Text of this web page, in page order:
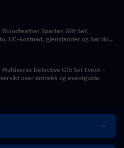
Bloodfeather Spartan Gilt Set:
UC-kostnad, gjenstander og bør du
Multiverse Detective Glit Set Event –
over antrekk og eventguide